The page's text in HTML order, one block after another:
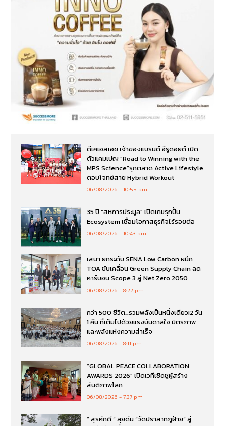
ดีเคเอสเอช เจ้าของแบรนด์ ฮีรูดอยด์ เปิด
ตัวแคมเปญ “Road to Winning with the
MPS Science”รุกตลาด Active Lifestyle
ตอบโจทย์สาย Hybrid Workout
06/08/2026 10:55 pm
35 ปี “สหการประมูล” เปิดเกมรุกปั้น
Ecosystem เชื่อมโอกาสธุรกิจไร้รอยต่อ
06/08/2026 10:43 pm
เสนา ยกระดับ SENA Low Carbon ผนึก
TOA ขับเคลื่อน Green Supply Chain ลด
คาร์บอน Scope 3 สู่ Net Zero 2050
06/08/2026 8:22 pm
กว่า 500 ชีวิต…รวมพลังเป็นหนึ่งเดียว!2 วัน
1 คืน ที่เต็มไปด้วยแรงบันดาลใจ มิตรภาพ
และพลังแห่งความสำเร็จ
06/08/2026 8:11 pm
“GLOBAL PEACE COLLABORATION
AWARDS 2026” เปิดเวทีเชิดชูผู้สร้าง
สันติภาพโลก
06/08/2026 7:37 pm
“ สุรศักดิ์ ” ลุยดัน “วัดปราสาทภูฝ้าย” สู่